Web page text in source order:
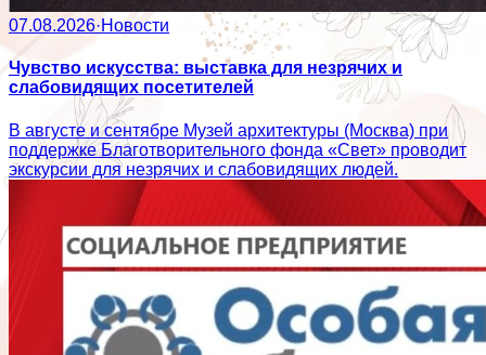
07.08.2026·Новости
Чувство искусства: выставка для незрячих и
слабовидящих посетителей
В августе и сентябре Музей архитектуры (Москва) при
поддержке Благотворительного фонда «Свет» проводит
экскурсии для незрячих и слабовидящих людей.